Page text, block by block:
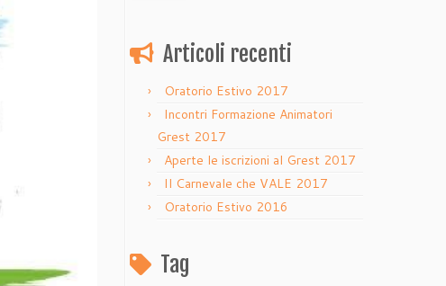
Articoli recenti
Oratorio Estivo 2017
Incontri Formazione Animatori
Grest 2017
Aperte le iscrizioni al Grest 2017
Il Carnevale che VALE 2017
Oratorio Estivo 2016
Tag